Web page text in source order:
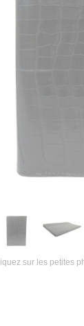
sur les petites